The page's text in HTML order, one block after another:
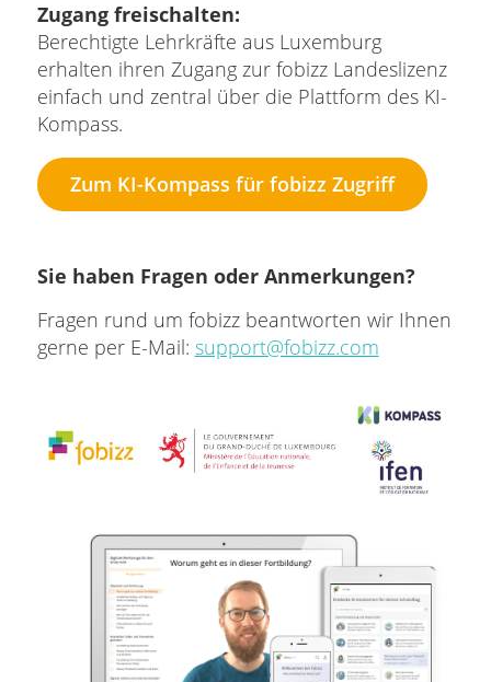
Zugang freischalten:
Berechtigte Lehrkräfte aus Luxemburg
erhalten ihren Zugang zur fobizz Landeslizenz
einfach und zentral über die Plattform des KI-
Kompass.
Zum KI-Kompass für fobizz Zugriff
Sie haben Fragen oder Anmerkungen?
Fragen rund um fobizz beantworten wir Ihnen
gerne per E-Mail: support@fobizz.com